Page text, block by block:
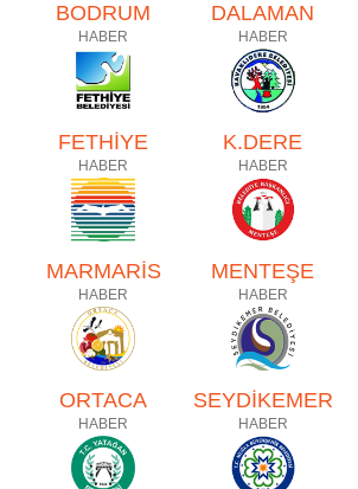
BODRUM
HABER
DALAMAN
HABER
FETHİYE
HABER
K.DERE
HABER
MARMARİS
HABER
MENTEŞE
HABER
ORTACA
HABER
SEYDİKEMER
HABER